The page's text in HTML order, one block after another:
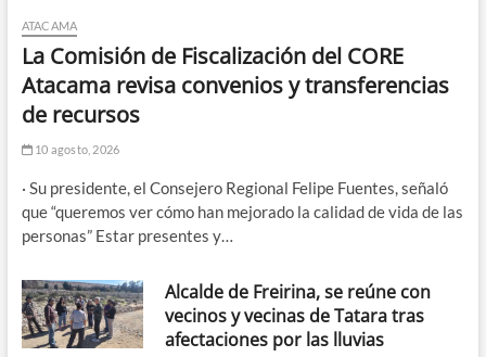
ATACAMA
La Comisión de Fiscalización del CORE
Atacama revisa convenios y transferencias
de recursos
10 agosto, 2026
· Su presidente, el Consejero Regional Felipe Fuentes, señaló
que “queremos ver cómo han mejorado la calidad de vida de las
personas” Estar presentes y…
Alcalde de Freirina, se reúne con
vecinos y vecinas de Tatara tras
afectaciones por las lluvias